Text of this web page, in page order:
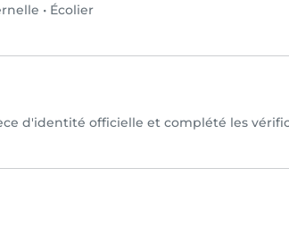
• Écolier
d'identité officielle et complété les